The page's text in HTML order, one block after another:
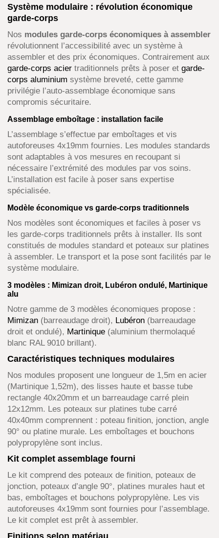
Système modulaire : révolution économique
garde-corps
Nos modules garde-corps économiques à assembler
révolutionnent l’accessibilité avec un système à
assembler et des prix économiques. Contrairement aux
garde-corps acier traditionnels prêts à poser et garde-
corps aluminium système breveté, cette gamme
privilégie l’auto-assemblage économique sans
compromis sécuritaire.
Assemblage emboîtage : installation facile
L’assemblage s’effectue par emboîtages et vis
autoforeuses 4x19mm fournies. Les modules standards
sont adaptables à vos mesures en recoupant si
nécessaire l’extrémité des modules par vos soins.
L’installation est facile à poser sans expertise
spécialisée.
Modèle économique vs garde-corps traditionnels
Nos modèles sont économiques et faciles à poser vs
les garde-corps traditionnels prêts à installer. Ils sont
constitués de modules standard et poteaux sur platines
à assembler. Le transport et la pose sont facilités par le
système modulaire.
3 modèles : Mimizan droit, Lubéron ondulé, Martinique
alu
Notre gamme de 3 modèles économiques propose :
Mimizan (barreaudage droit), Lubéron (barreaudage
droit et ondulé), Martinique (aluminium thermolaqué
blanc RAL 9010 brillant).
Caractéristiques techniques modulaires
Nos modules proposent une longueur de 1,5m en acier
(Martinique 1,52m), des lisses haute et basse tube
rectangle 40x20mm et un barreaudage carré plein
12x12mm. Les poteaux sur platines tube carré
40x40mm comprennent : poteau finition, jonction, angle
90° ou platine murale. Les emboîtages et bouchons
polypropylène sont inclus.
Kit complet assemblage fourni
Le kit comprend des poteaux de finition, poteaux de
jonction, poteaux d’angle 90°, platines murales haut et
bas, emboîtages et bouchons polypropylène. Les vis
autoforeuses 4x19mm sont fournies pour l’assemblage.
Le kit complet est prêt à assembler.
Finitions selon matériau